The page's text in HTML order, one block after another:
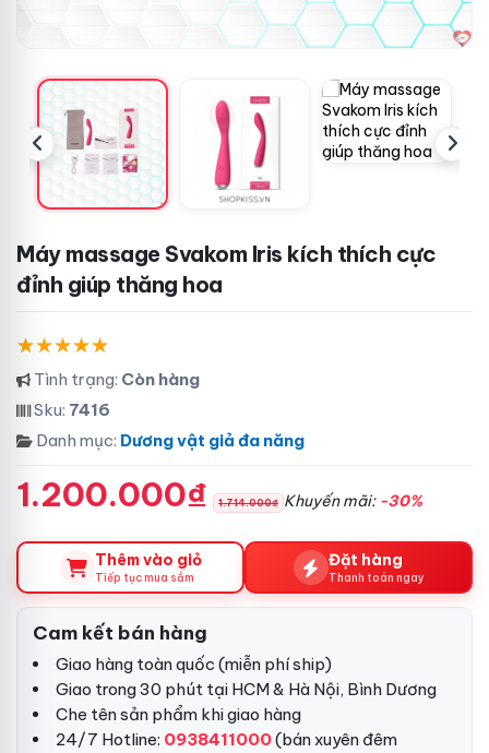
Máy massage Svakom Iris kích thích cực
đỉnh giúp thăng hoa
Tình trạng: Còn hàng
Sku: 7416
Danh mục: Dương vật giả đa năng
1.200.000₫ 1.714.000₫ Khuyến mãi: -30%
Thêm vào giỏ
Tiếp tục mua sắm
Đặt hàng
Thanh toán ngay
Cam kết bán hàng
Giao hàng toàn quốc (miễn phí ship)
Giao trong 30 phút tại HCM & Hà Nội, Bình Dương
Che tên sản phẩm khi giao hàng
24/7 Hotline: 0938411000(bán xuyên đêm